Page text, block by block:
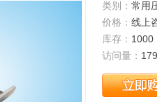
类别： 常用
价格： 线上
库存： 1000
访问量：